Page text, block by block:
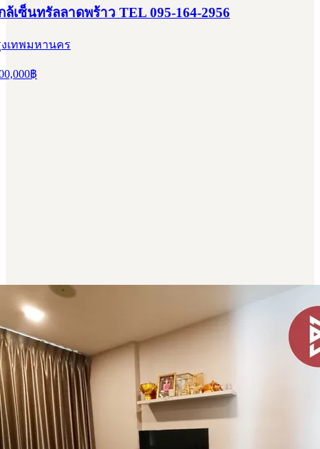
ล้เซ็นทรัลลาดพร้าว TEL 095-164-2956
เทพมหานคร
฿